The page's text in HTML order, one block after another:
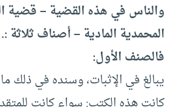
والناس في هذه القضية – قضية
المحمدية المادية – أصناف ثلاثة :.
فالصنف الأول:
يبالغ في الإثبات، وسنده في ذلك